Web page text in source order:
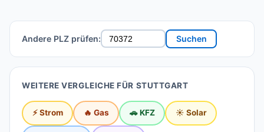
Andere PLZ prüfen: Suchen
WEITERE VERGLEICHE FÜR STUTTGART
⚡ Strom 🔥 Gas 🚗 KFZ ☀️ Solar